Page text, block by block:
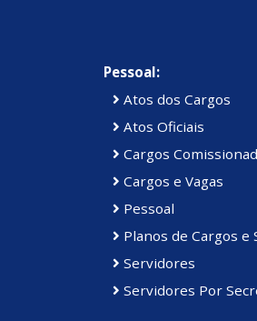
Pessoal:
Atos dos Cargos
Atos Oficiais
Cargos
Cargos e Vagas
Pessoal
Planos de Cargos e
Servidores
Servidores Por